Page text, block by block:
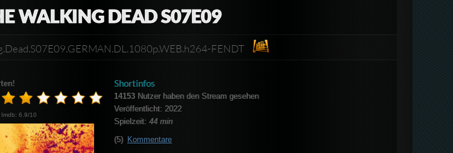
WALKING DEAD S07E09
FENDT
Imdb: 6.9/10
Shortinfos
14153Nutzer haben den Stream gesehen
Veröffentlicht: 2022
Spielzeit: 44 min
(5) Kommentare